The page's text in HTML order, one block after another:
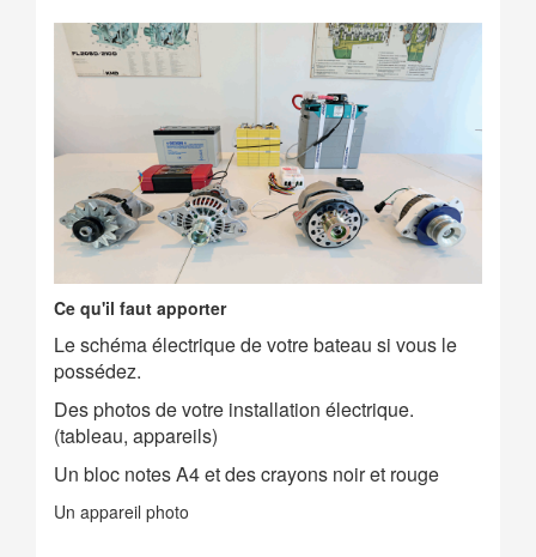
Ce qu'il faut apporter
Le schéma électrique de votre bateau si vous le
possédez.
Des photos de votre installation électrique.
(tableau, appareils)
Un bloc notes A4 et des crayons noir et rouge
Un appareil photo